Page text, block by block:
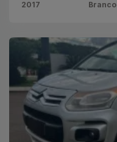
2017 Branco